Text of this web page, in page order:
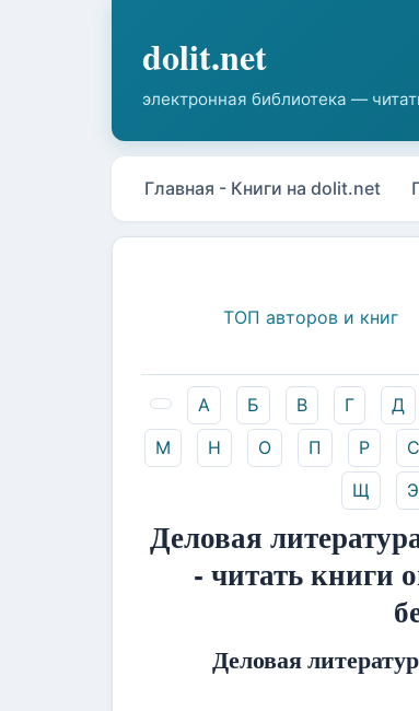
Главная - Книги на dolit.net
ТОП авторов и книг
А Б В Г Д
М
Н О П Р С
Щ
Э
Деловая
- читать книги
Деловая